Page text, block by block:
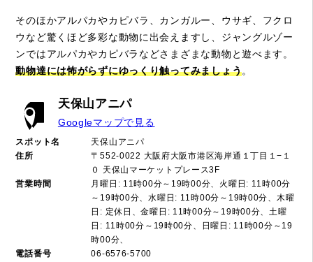
そのほかアルパカやカピバラ、カンガルー、ウサギ、フクロ
ウなど驚くほど多彩な動物に出会えますし、ジャングルゾー
ンではアルパカやカピバラなどさまざまな動物と遊べます。
動物達には怖がらずにゆっくり触ってみましょう。
天保山アニパ
Googleマップで見る
スポット名
天保山アニパ
住所
〒552-0022 大阪府大阪市港区海岸通１丁目１−１
０ 天保山マーケットプレース3F
営業時間
月曜日: 11時00分～19時00分、火曜日: 11時00分
～19時00分、水曜日: 11時00分～19時00分、木曜
日: 定休日、金曜日: 11時00分～19時00分、土曜
日: 11時00分～19時00分、日曜日: 11時00分～19
時00分、
電話番号
06-6576-5700